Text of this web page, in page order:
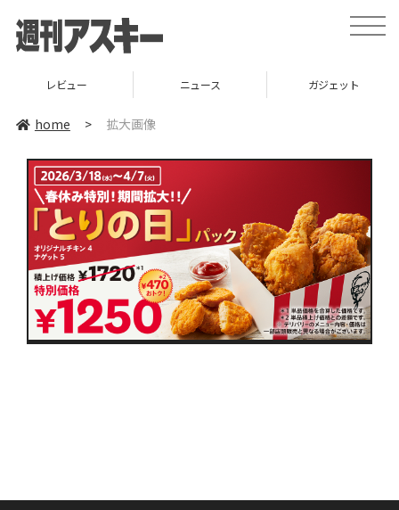
toggle
レビュー ニュース ガジェット
home > 拡大画像